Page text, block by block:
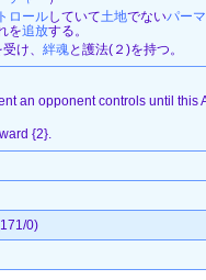
ロールしていて土地でないパー
を追放する。
け、 絆魂と護法(２)を持つ。
an opponent controls until this
{2}.
0)